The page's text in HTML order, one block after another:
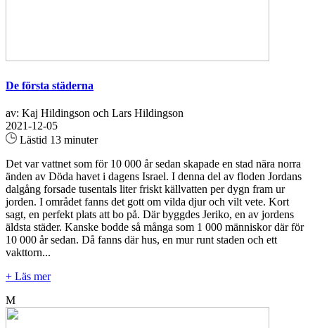
De första städerna
av: Kaj Hildingson och Lars Hildingson
2021-12-05
Lästid 13 minuter
Det var vattnet som för 10 000 år sedan skapade en stad nära norra
änden av Döda havet i dagens Israel. I denna del av floden Jordans
dalgång forsade tusentals liter friskt källvatten per dygn fram ur
jorden. I området fanns det gott om vilda djur och vilt vete. Kort
sagt, en perfekt plats att bo på. Där byggdes Jeriko, en av jordens
äldsta städer. Kanske bodde så många som 1 000 människor där för
10 000 år sedan. Då fanns där hus, en mur runt staden och ett
vakttorn...
+ Läs mer
M